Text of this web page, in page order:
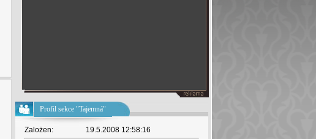
Profil sekce "Tajemná"
Založen:
19.5.2008 12:58:16